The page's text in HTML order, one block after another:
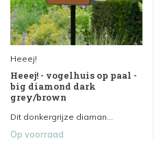
Heeej!
Heeej! - vogelhuis op paal -
big diamond dark
grey/brown
Dit donkergrijze diaman...
Op voorraad